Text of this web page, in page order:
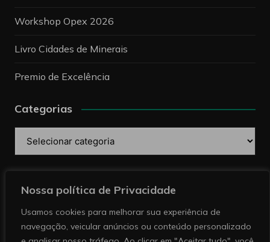
Nossa política de Privacidade
Usamos cookies para melhorar sua experiência de
navegação, veicular anúncios ou conteúdo personalizado
Workshop Opex 2026
Livro Cidades de Minerais
Premio de Excelência
Categorias